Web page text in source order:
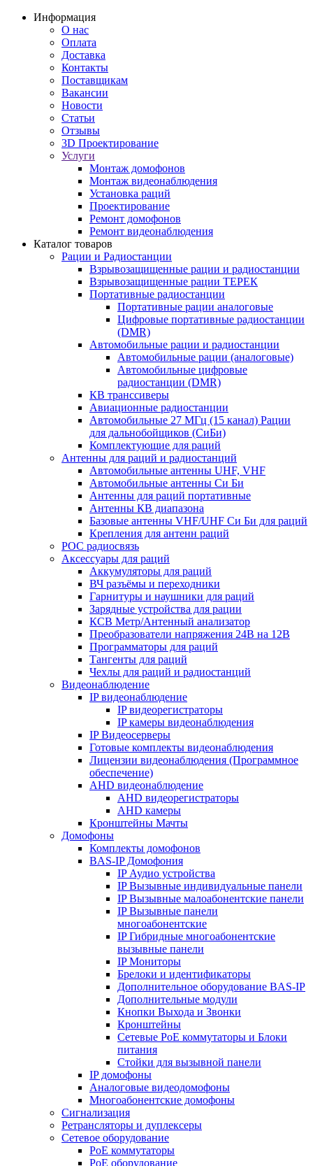
Информация
О нас
Оплата
Доставка
Контакты
Поставщикам
Вакансии
Новости
Статьи
Отзывы
3D Проектирование
Услуги
Монтаж домофонов
Монтаж видеонаблюдения
Установка раций
Проектирование
Ремонт домофонов
Ремонт видеонаблюдения
Каталог товаров
Рации и Радиостанции
Взрывозащищенные рации и радиостанции
Взрывозащищенные рации ТЕРЕК
Портативные радиостанции
Портативные рации аналоговые
Цифровые портативные радиостанции
(DMR)
Автомобильные рации и радиостанции
Автомобильные рации (аналоговые)
Автомобильные цифровые
радиостанции (DMR)
КВ транссиверы
Авиационные радиостанции
Автомобильные 27 МГц (15 канал) Рации
для дальнобойщиков (СиБи)
Комплектующие для раций
Антенны для раций и радиостанций
Автомобильные антенны UHF, VHF
Автомобильные антенны Си Би
Антенны для раций портативные
Антенны КВ диапазона
Базовые антенны VHF/UHF Си Би для раций
Крепления для антенн раций
POC радиосвязь
Аксессуары для раций
Аккумуляторы для раций
ВЧ разъёмы и переходники
Гарнитуры и наушники для раций
Зарядные устройства для рации
КСВ Метр/Антенный анализатор
Преобразователи напряжения 24В на 12В
Программаторы для раций
Тангенты для раций
Чехлы для раций и радиостанций
Видеонаблюдение
IP видеонаблюдение
IP видеорегистраторы
IP камеры видеонаблюдения
IP Видеосерверы
Готовые комплекты видеонаблюдения
Лицензии видеонаблюдения (Программное
обеспечение)
AHD видеонаблюдение
AHD видеорегистраторы
AHD камеры
Кронштейны Мачты
Домофоны
Комплекты домофонов
BAS-IP Домофония
IP Аудио устройства
IP Вызывные индивидуальные панели
IP Вызывные малоабонентские панели
IP Вызывные панели
многоабонентские
IP Гибридные многоабонентские
вызывные панели
IP Мониторы
Брелоки и идентификаторы
Дополнительное оборудование BAS-IP
Дополнительные модули
Кнопки Выхода и Звонки
Кронштейны
Сетевые PoE коммутаторы и Блоки
питания
Стойки для вызывной панели
IP домофоны
Аналоговые видеодомофоны
Многоабонентские домофоны
Сигнализация
Ретрансляторы и дуплексеры
Сетевое оборудование
PoE коммутаторы
PoE оборудование